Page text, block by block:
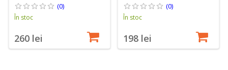
(0)
În stoc
260 lei
(0)
În stoc
198 lei